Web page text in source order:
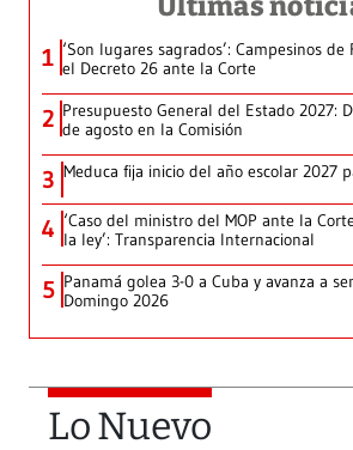
1 ‘Son lugares sagrados’: Campesinos
el Decreto 26 ante la Corte
2 Presupuesto General del Estado 2027:
de agosto en la Comisión
3 Meduca fija inicio del año escolar 2027
4 ‘Caso del ministro del MOP ante la
la ley’: Transparencia Internacional
5 Panamá golea 3-0 a Cuba y avanza a
Domingo 2026
Lo Nuevo